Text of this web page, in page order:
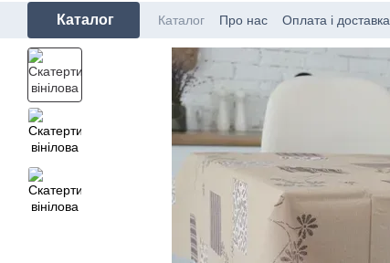
Каталог Каталог Про нас Оплата і доставка